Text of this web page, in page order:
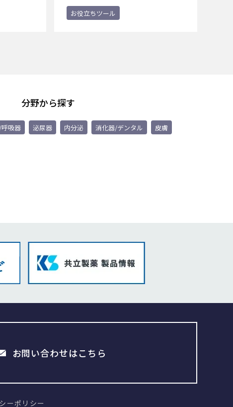
お役立ちツール
分野から探す
吸器 泌尿器 内分泌 消化器/デンタル
皮膚
お問い合わせはこちら
ーポリシー